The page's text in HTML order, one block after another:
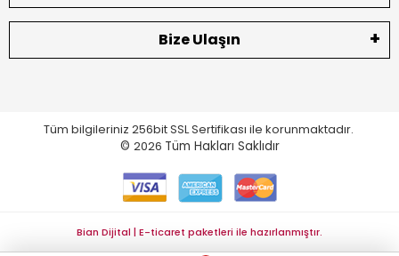
Bize Ulaşın
Tüm bilgileriniz 256bit SSL Sertifikası ile korunmaktadır.
© 2026 Tüm Hakları Saklıdır
Bian Dijital | E-ticaret paketleri ile hazırlanmıştır.